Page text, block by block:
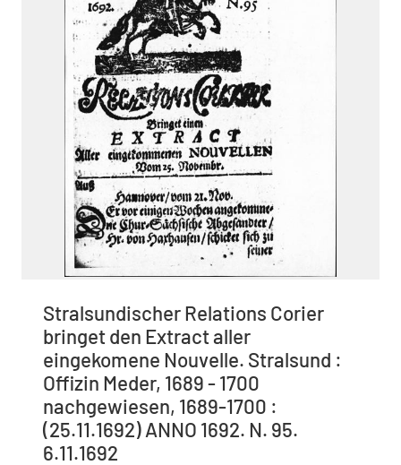
Stralsundischer Relations Corier
bringet den Extract aller
eingekomene Nouvelle. Stralsund :
Offizin Meder, 1689 - 1700
nachgewiesen, 1689-1700 :
(25.11.1692) ANNO 1692. N. 95.
6.11.1692